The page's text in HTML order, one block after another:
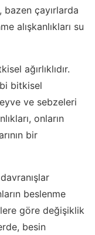
bazen çayırlarda
alışkanlıkları su
ağırlıklıdır.
bitkisel
ve sebzeleri
onların
bir
beslenme
göre değişiklik
besin